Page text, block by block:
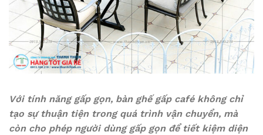
Với tính năng gấp gọn, bàn ghế gấp café không chỉ
tạo sự thuận tiện trong quá trình vận chuyển, mà
còn cho phép người dùng gấp gọn để tiết kiệm diện